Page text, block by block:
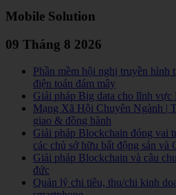
Mobile Solution
09 Tháng 8 2026
Phần mềm hội nghị truyền hình
điện toán đám mây
Giải pháp Big data cho lĩnh vực
Mạng Xã Hội Chuyên Ngành |
giao & đồng hành
Giải pháp Blockchain đóng vai
các chủ sở hữu bất động sản và
Giải pháp Blockchain và câu
đức
Quản lý chi tiêu, thu/chi kinh